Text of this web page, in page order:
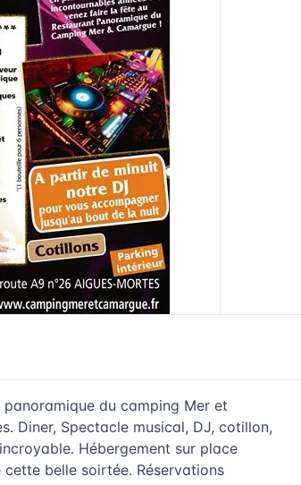
du camping Mer et
Diner, Spectacle musical, DJ, cotillon,
Hébergement sur place
belle soirtée. Réservations